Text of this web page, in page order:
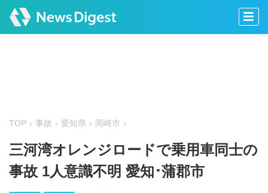
TOP 事故 愛知県 岡崎市
三河湾オレンジロードで乗用車同士の
事故 1人意識不明 愛知･蒲郡市